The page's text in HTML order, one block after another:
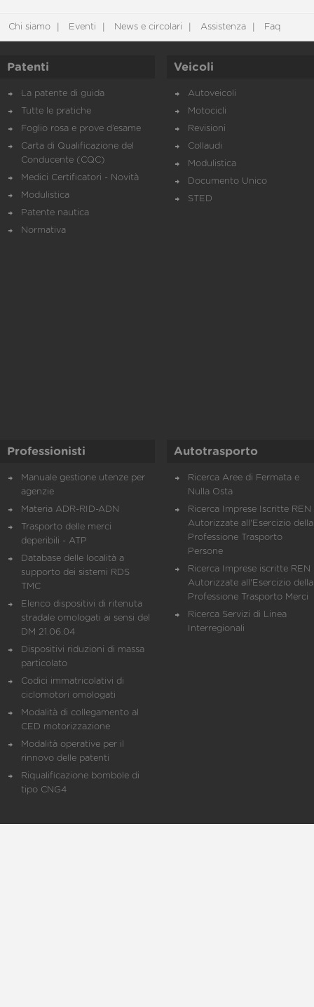
Chi siamo Eventi News e circolari Assistenza Faq
Patenti
La patente di guida
Tutte le pratiche
Foglio rosa e prove d’esame
Carta di Qualificazione del
Conducente (CQC)
Medici Certificatori - Novità
Modulistica
Patente nautica
Normativa
Veicoli
Autoveicoli
Motocicli
Revisioni
Collaudi
Modulistica
Documento Unico
STED
Professionisti
Manuale gestione utenze per
agenzie
Materia ADR-RID-ADN
Trasporto delle merci
deperibili - ATP
Database delle località a
supporto dei sistemi RDS
TMC
Elenco dispositivi di ritenuta
stradale omologati ai sensi del
DM 21.06.04
Dispositivi riduzioni di massa
particolato
Codici immatricolativi di
ciclomotori omologati
Modalità di collegamento al
CED motorizzazione
Modalità operative per il
rinnovo delle patenti
Riqualificazione bombole di
tipo CNG4
Autotrasporto
Ricerca Aree di Fermata e
Nulla Osta
Ricerca Imprese Iscritte REN
Autorizzate all'Esercizio della
Professione Trasporto
Persone
Ricerca Imprese iscritte REN
Autorizzate all'Esercizio della
Professione Trasporto Merci
Ricerca Servizi di Linea
Interregionali